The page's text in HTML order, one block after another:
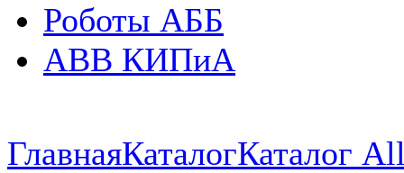
Роботы АББ
ABB КИПиА
ГлавнаяКаталогКаталог